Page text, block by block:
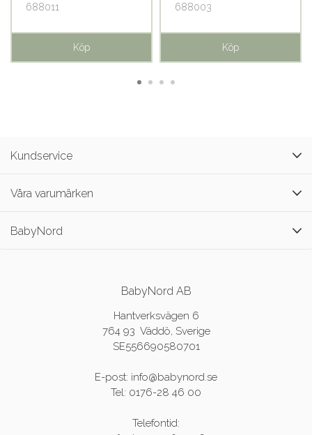
688011
Köp
688003
Köp
Kundservice
Våra varumärken
BabyNord
BabyNord AB
Hantverksvägen 6
764 93 Väddö, Sverige
SE556690580701
E-post: info@babynord.se
Tel: 0176-28 46 00
Telefontid: